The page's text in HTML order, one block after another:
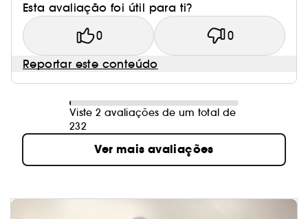
Esta avaliação foi útil para ti?
0 0
Reportar este conteúdo
Viste 2 avaliações de um total de
232
Ver mais avaliações